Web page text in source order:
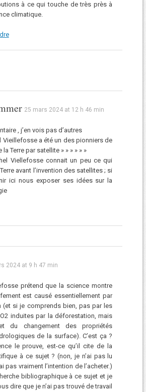
à ce qui touche de très près à
climatique.
25 mars 2024 at 12 h 46 min
, j’en vois pas d’autres
Vieillefosse a été un des pionniers de
Terre par satellite » » » » » »
Viellefosse connait un peu ce qui
avant l’invention des satellites ; si
ici nous exposer ses idées sur la
2024 at 9 h 47 min
prétend que la science montre
est causé essentiellement par
(et si je comprends bien, pas par les
induites par la déforestation, mais
du changement des propriétés
de la surface). C’est ça ?
le prouve, est-ce qu’il cite de la
à ce sujet ? (non, je n’ai pas lu
pas vraiment l’intention de l’acheter.)
bibliographique à ce sujet et je
dire que je n’ai pas trouvé de travail